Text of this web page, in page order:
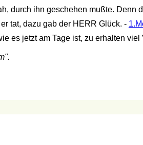
durch ihn geschehen mußte. Denn
tat, dazu gab der HERR Glück. -
es jetzt am Tage ist, zu erhalten viel